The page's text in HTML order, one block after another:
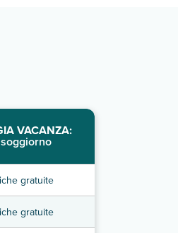
VACANZA:
gratuite
gratuite